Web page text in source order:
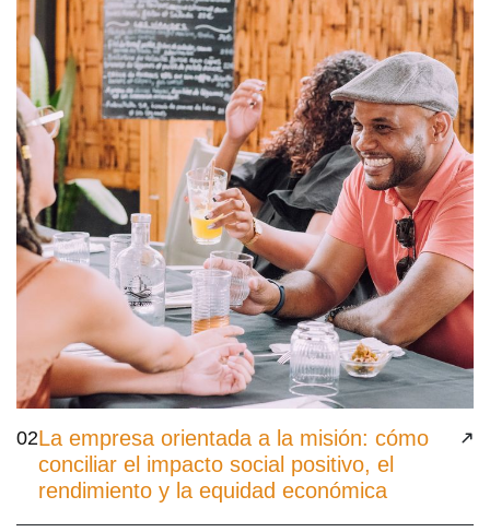
02La empresa orientada a la misión: cómo
conciliar el impacto social positivo, el
rendimiento y la equidad económica